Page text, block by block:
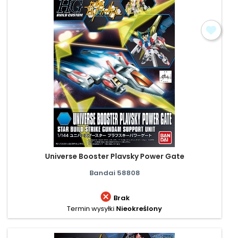
Universe Booster Plavsky Power Gate
Bandai 58808
 Brak
Termin wysyłki Nieokreślony